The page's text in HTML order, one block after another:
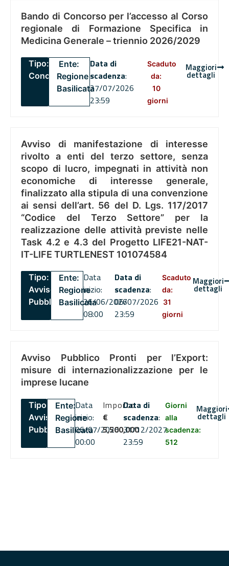
Bando di Concorso per l’accesso al Corso
regionale di Formazione Specifica in
Medicina Generale – triennio 2026/2029
Tipo:
Concorsi
Ente:
Regione
Basilicata
Data di
scadenza:
27/07/2026
23:59
Scaduto
da:
10
giorni
Maggiori
dettagli
Avviso di manifestazione di interesse
rivolto a enti del terzo settore, senza
scopo di lucro, impegnati in attività non
economiche di interesse generale,
finalizzato alla stipula di una convenzione
ai sensi dell’art. 56 del D. Lgs. 117/2017
“Codice del Terzo Settore” per la
realizzazione delle attività previste nelle
Task 4.2 e 4.3 del Progetto LIFE21-NAT-
IT-LIFE TURTLENEST 101074584
Tipo:
Avviso
Pubblico
Ente:
Regione
Basilicata
Data
inizio:
26/06/2026
08:00
Data di
scadenza:
06/07/2026
23:59
Scaduto
da:
31
giorni
Maggiori
dettagli
Avviso Pubblico Pronti per l’Export:
misure di internazionalizzazione per le
imprese lucane
Tipo:
Avviso
Pubblico
Ente:
Regione
Basilicata
Data
inizio:
06/07/2026
00:00
Importo
€
5,500,000
Data di
scadenza:
31/12/2027
23:59
Giorni
alla
scadenza:
512
Maggiori
dettagli